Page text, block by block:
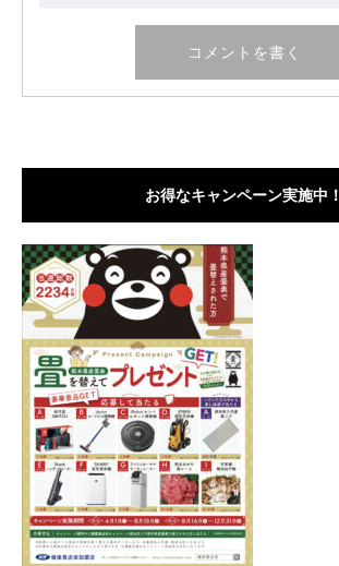
お得なキャンペーン実施中！